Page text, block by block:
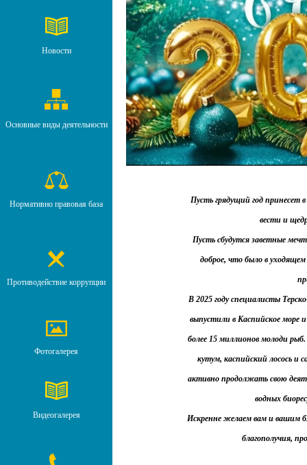
Новости
Основные виды деятельности
Нормативно правовая база
Противодействие коррупции
Фотогалерея
Видеогалерея
Пусть грядущий год принесет
вести и
Пусть сбудутся заветные
доброе, что было в уходящем
В 2025 году специалисты
выпустили в Каспийское море
более 15 миллионов молоди
кутум, каспийский лосось и
активно продолжать свою
водных
Искренне желаем вам и вашим
благополучия,